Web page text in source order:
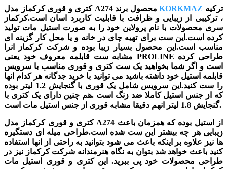
کتری و قوری کرکماز مدل A274 محصول برندKORKMAZ ترکیه
، ترکیبی از زیبایی و ظرافت با قابلیت کاربرد اسان است.کرکماز
سری محصولات با نام پرولاین خود را به صورت استیل مات تولید
کرده است.این ست برای تهیه چای در خانه و یا محل کار گزینه ای
مناسب است.این محصول بسیار زیبا بوده و شرکت کرکماز انرا
مشابه ست قابلمه معروف خود یعنی PROLINE طراحی کرده
است و اگر شما بخواهید یک ست کتری و قوری مناسب با سرویس
قابلمه استیل خود داشته باشید می توانید با خرید جدگانه هر کدام انها
را ست کنید.این سرویس شامل یک قوری با گنجایش 1.2 لیتر بوده
که از جنس استیل کاملا ضد زنگ است .هم چنین دارای یک کتری با
گنجایش 1.8 لیتر انهم دقیقا مشابه قوری از جنس استیل مات است.
کتری و قوری کرکماز مدل A274 از استیل بوده که همزمان باعث
زیبایی هر چه بیشتر این ست شده است.طراحی میله ای دستگیره
ها نیز علاوه بر اینکه باعث می شود بتوانید به راحتی از انها استفاده
کنید باعث خواهد شد بتوان به نگاه هنرمندانه شرکت کرکماز نیز در
طراحی محصولات خود پی ببرید. این کتری و قوری استیل مات